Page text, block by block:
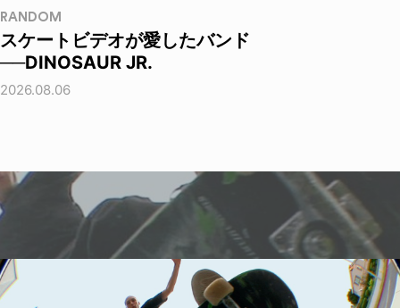
RANDOM
スケートビデオが愛したバンド
──DINOSAUR JR.
2026.08.06